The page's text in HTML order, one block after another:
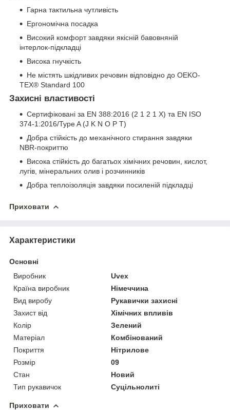
Гарна тактильна чутливість
Ергономічна посадка
Високий комфорт завдяки якісній бавовняній
інтерлок-підкладці
Висока гнучкість
Не містять шкідливих речовин відповідно до OEKO-
TEX® Standard 100
Захисні властивості
Сертифіковані за EN 388:2016 (2 1 2 1 X) та EN ISO
374-1:2016/Type A (J K N O P T)
Добра стійкість до механічного стирання завдяки
NBR-покриттю
Висока стійкість до багатьох хімічних речовин, кислот,
лугів, мінеральних олив і розчинників
Добра теплоізоляція завдяки посиленій підкладці
Приховати
Характеристики
Основні
Виробник
Uvex
Країна виробник
Німеччина
Вид виробу
Рукавички захисні
Захист від
Хімічних впливів
Колір
Зелений
Матеріал
Комбінований
Покриття
Нітрилове
Розмір
09
Стан
Новий
Тип рукавичок
Суцільнолиті
Приховати